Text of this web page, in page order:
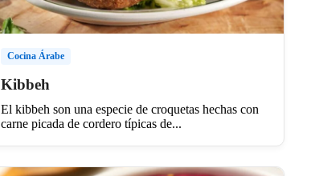
Cocina Árabe
Kibbeh
El kibbeh son una especie de croquetas hechas con
carne picada de cordero típicas de...